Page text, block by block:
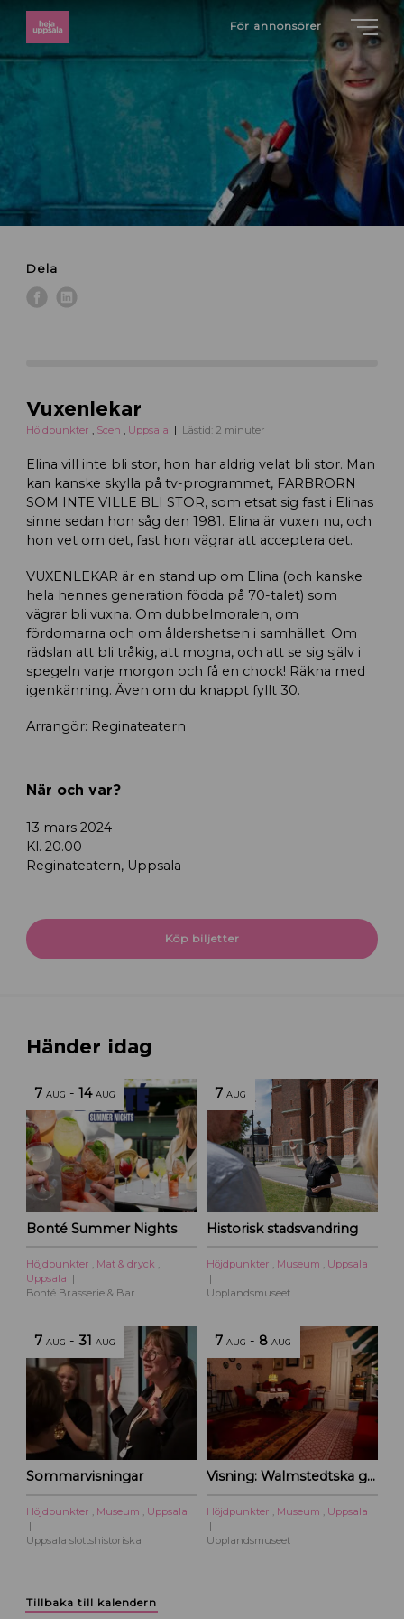
För annonsörer
Dela
Vuxenlekar
Höjdpunkter , Scen , Uppsala Lästid: 2 minuter
Elina vill inte bli stor, hon har aldrig velat bli stor. Man
kan kanske skylla på tv-programmet, FARBRORN
SOM INTE VILLE BLI STOR, som etsat sig fast i Elinas
sinne sedan hon såg den 1981. Elina är vuxen nu, och
hon vet om det, fast hon vägrar att acceptera det.
VUXENLEKAR är en stand up om Elina (och kanske
hela hennes generation födda på 70-talet) som
vägrar bli vuxna. Om dubbelmoralen, om
fördomarna och om åldershetsen i samhället. Om
rädslan att bli tråkig, att mogna, och att se sig själv i
spegeln varje morgon och få en chock! Räkna med
igenkänning. Även om du knappt fyllt 30.
Arrangör: Reginateatern
När och var?
13 mars 2024
Kl. 20.00
Reginateatern, Uppsala
Köp biljetter
Händer idag
7 AUG -14 AUG
Bonté Summer Nights
Höjdpunkter , Mat & dryck ,
Uppsala
Bonté Brasserie & Bar
7 AUG
Historisk stadsvandring
Höjdpunkter , Museum , Uppsala
Upplandsmuseet
7 AUG -31 AUG
Sommarvisningar
Höjdpunkter , Museum , Uppsala
Uppsala slottshistoriska
7 AUG - 8 AUG
Visning: Walmstedtska gården
Höjdpunkter , Museum , Uppsala
Upplandsmuseet
Tillbaka till kalendern